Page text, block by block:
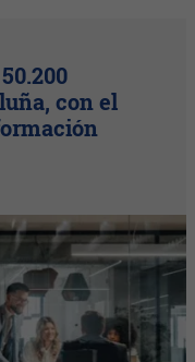
con el